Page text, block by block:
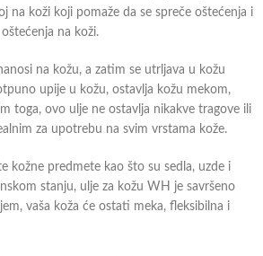
na koži koji pomaže da se spreče oštećenja i
na koži.
na kožu, a zatim se utrljava u kožu
upije u kožu, ostavlja kožu mekom,
toga, ovo ulje ne ostavlja nikakve tragove ili
za upotrebu na svim vrstama kože.
kožne predmete kao što su sedla, uzde i
stanju, ulje za kožu WH je savršeno
vaša koža će ostati meka, fleksibilna i